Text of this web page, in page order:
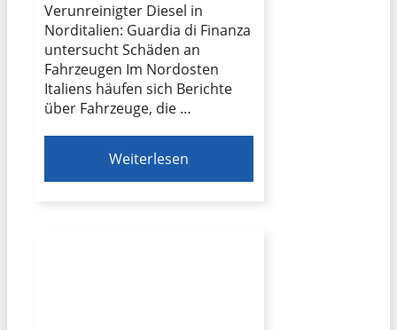
Verunreinigter Diesel in
Norditalien: Guardia di Finanza
untersucht Schäden an
Fahrzeugen Im Nordosten
Italiens häufen sich Berichte
über Fahrzeuge, die …
Weiterlesen